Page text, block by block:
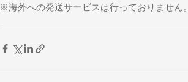
※海外への発送サービスは行っておりません。